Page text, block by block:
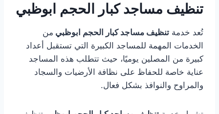
تنظيف مساجد كبار الحجم ابوظبي
تُعد خدمة تنظيف مساجد كبار الحجم ابوظبي من
الخدمات المهمة للمساجد الكبيرة التي تستقبل أعداد
كبيرة من المصلين يوميًا، حيث تتطلب هذه المساجد
عناية خاصة للحفاظ على نظافة الأرضيات والسجاد
والمراوح والنوافذ بشكل فعال.